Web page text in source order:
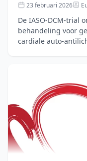
23 februari 2026
De IASO-DCM-trial
behandeling voor
cardiale auto-